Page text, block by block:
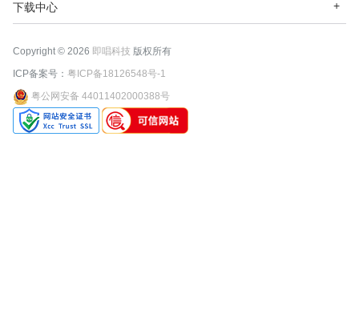
下载中心
Copyright © 2026 即唱科技 版权所有
ICP备案号： 粤ICP备18126548号-1
粤公网安备 44011402000388号